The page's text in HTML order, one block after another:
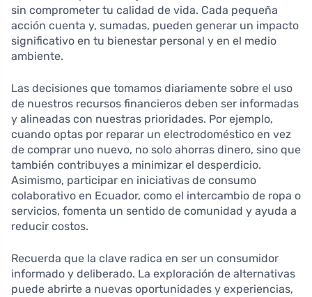
sin comprometer tu calidad de vida. Cada pequeña
acción cuenta y, sumadas, pueden generar un impacto
significativo en tu bienestar personal y en el medio
ambiente.
Las decisiones que tomamos diariamente sobre el uso
de nuestros recursos financieros deben ser informadas
y alineadas con nuestras prioridades. Por ejemplo,
cuando optas por reparar un electrodoméstico en vez
de comprar uno nuevo, no solo ahorras dinero, sino que
también contribuyes a minimizar el desperdicio.
Asimismo, participar en iniciativas de consumo
colaborativo en Ecuador, como el intercambio de ropa o
servicios, fomenta un sentido de comunidad y ayuda a
reducir costos.
Recuerda que la clave radica en ser un consumidor
informado y deliberado. La exploración de alternativas
puede abrirte a nuevas oportunidades y experiencias,